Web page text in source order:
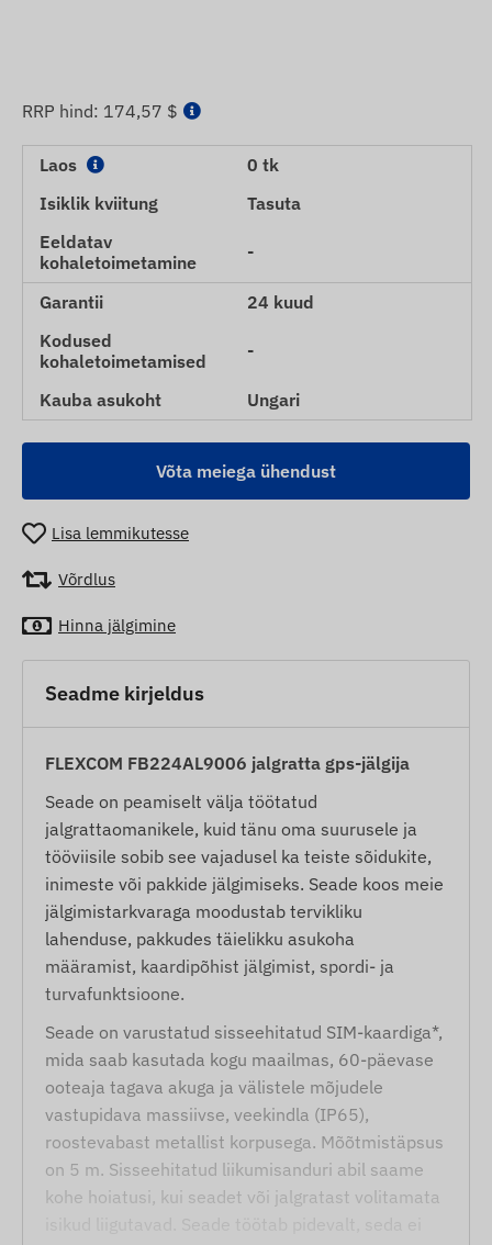
RRP hind: 174,57 $
Laos
0 tk
Isiklik kviitung
Tasuta
Eeldatav
kohaletoimetamine
-
Garantii
24 kuud
Kodused
kohaletoimetamised
-
Kauba asukoht Ungari
Võta meiega ühendust
Lisa lemmikutesse
Võrdlus
Hinna jälgimine
Seadme kirjeldus
FLEXCOM FB224AL9006 jalgratta gps-jälgija
Seade on peamiselt välja töötatud
jalgrattaomanikele, kuid tänu oma suurusele ja
tööviisile sobib see vajadusel ka teiste sõidukite,
inimeste või pakkide jälgimiseks. Seade koos meie
jälgimistarkvaraga moodustab tervikliku
lahenduse, pakkudes täielikku asukoha
määramist, kaardipõhist jälgimist, spordi- ja
turvafunktsioone.
Seade on varustatud sisseehitatud SIM-kaardiga*,
mida saab kasutada kogu maailmas, 60-päevase
ooteaja tagava akuga ja välistele mõjudele
vastupidava massiivse, veekindla (IP65),
roostevabast metallist korpusega. Mõõtmistäpsus
on 5 m. Sisseehitatud liikumisanduri abil saame
kohe hoiatusi, kui seadet või jalgratast volitamata